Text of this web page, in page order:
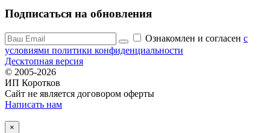
Подписаться на обновления
Ознакомлен и согласен c
условиями политики конфиденциальности
Десктопная версия
© 2005-2026
ИП Коротков
Сайт не является договором оферты
Написать нам
×